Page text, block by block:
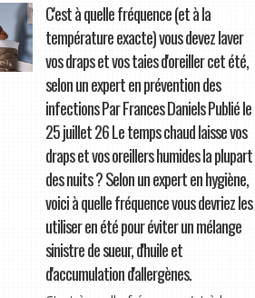
C'est à quelle fréquence (et à la
température exacte) vous devez laver
vos draps et vos taies d'oreiller cet été,
selon un expert en prévention des
infections Par Frances Daniels Publié le
25 juillet 26 Le temps chaud laisse vos
draps et vos oreillers humides la plupart
des nuits ? Selon un expert en hygiène,
voici à quelle fréquence vous devriez les
utiliser en été pour éviter un mélange
sinistre de sueur, d'huile et
d'accumulation d'allergènes.